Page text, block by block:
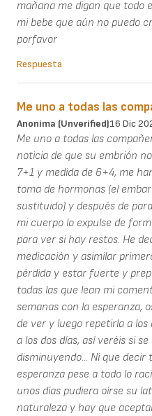
mañana me digan que todo
mi bebe que aún no puedo
porfavor
Respuesta
Me uno a todas las
Anonima (unverified)16 Dic
Me uno a todas las
noticia de que su embrión
7+1 y medida de 6+4, me
toma de hormonas (el
sustituido) y después de
mi cuerpo lo expulse de
para ver si hay restos. He
medicación y asimilar
pérdida y estar fuerte y
todas las que lean mi
semanas con la esperanza,
de ver y luego repetirla a
a los dos días, así veréis si
disminuyendo... Ni que
esperanza pese a todo lo
unos días pudiera oírse su
naturaleza y hay que